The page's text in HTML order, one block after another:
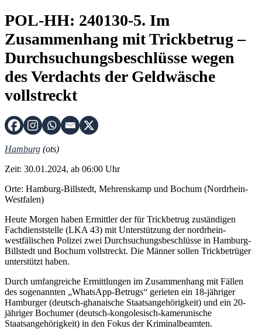
POL-HH: 240130-5. Im
Zusammenhang mit Trickbetrug –
Durchsuchungsbeschlüsse wegen
des Verdachts der Geldwäsche
vollstreckt
Hamburg (ots)
Zeit: 30.01.2024, ab 06:00 Uhr
Orte: Hamburg-Billstedt, Mehrenskamp und Bochum (Nordrhein-
Westfalen)
Heute Morgen haben Ermittler der für Trickbetrug zuständigen
Fachdienststelle (LKA 43) mit Unterstützung der nordrhein-
westfälischen Polizei zwei Durchsuchungsbeschlüsse in Hamburg-
Billstedt und Bochum vollstreckt. Die Männer sollen Trickbetrüger
unterstützt haben.
Durch umfangreiche Ermittlungen im Zusammenhang mit Fällen
des sogenannten „WhatsApp-Betrugs“ gerieten ein 18-jähriger
Hamburger (deutsch-ghanaische Staatsangehörigkeit) und ein 20-
jähriger Bochumer (deutsch-kongolesisch-kamerunische
Staatsangehörigkeit) in den Fokus der Kriminalbeamten.